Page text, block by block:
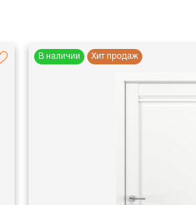
В наличии Хит продаж